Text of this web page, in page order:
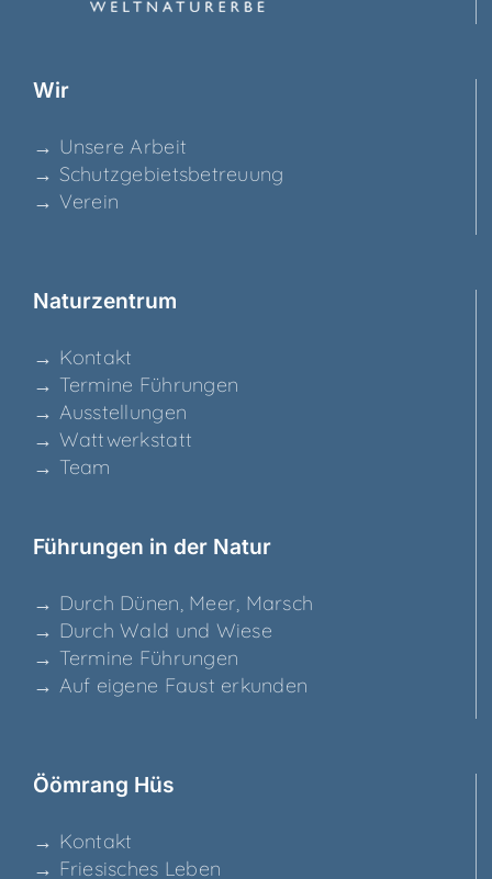
Wir
→ Unse­re Arbeit
→ Schutz­ge­biets­be­treu­ung
→ Ver­ein
Natur­zen­trum
→ Kon­takt
→ Ter­mi­ne Führungen
→ Aus­stel­lun­gen
→ Watt­werk­statt
→ Team
Füh­run­gen in der Natur
→ Durch Dünen, Meer, Marsch
→ Durch Wald und Wiese
→ Ter­mi­ne Führungen
→ Auf eige­ne Faust erkunden
Ööm­rang Hüs
→ Kon­takt
→ Frie­si­sches Leben